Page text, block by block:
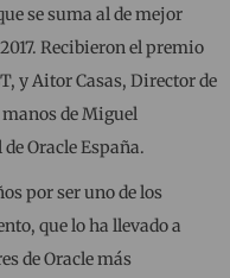
se suma al de mejor
Recibieron el premio
y Aitor Casas, Director de
manos de Miguel
Oracle España.
por ser uno de los
que lo ha llevado a
de Oracle más